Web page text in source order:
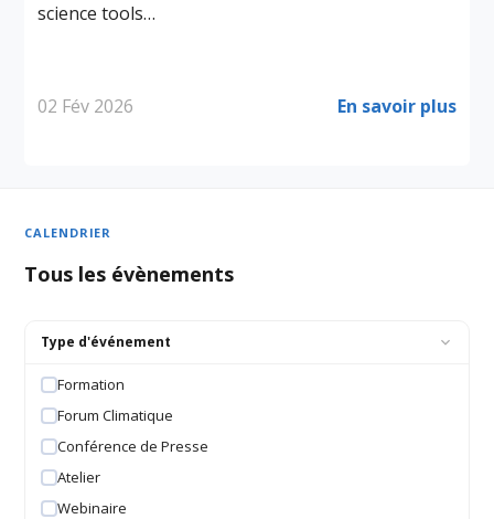
science tools…
02 Fév 2026 En savoir plus
CALENDRIER
Tous les évènements
Type d'événement
Formation
Forum Climatique
Conférence de Presse
Atelier
Webinaire